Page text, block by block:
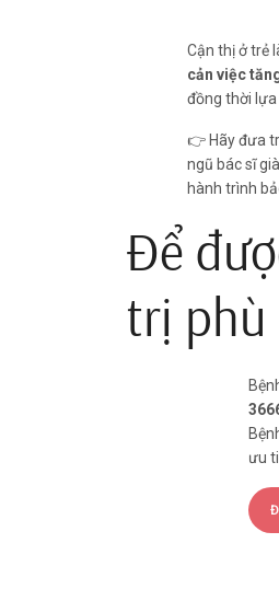
Cận thị ở trẻ
cản việc
đồng thời lựa
👉 Hãy đưa
ngũ bác sĩ
hành trình
Để
trị phù
ưu